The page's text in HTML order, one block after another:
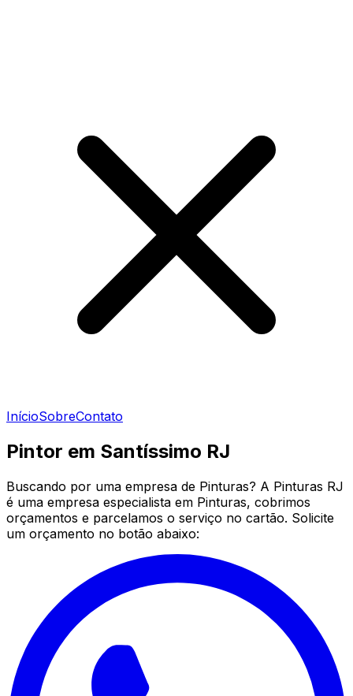
InícioSobreContato
Pintor em Santíssimo RJ
Buscando por uma empresa de Pinturas? A Pinturas RJ
é uma empresa especialista em Pinturas, cobrimos
orçamentos e parcelamos o serviço no cartão. Solicite
um orçamento no botão abaixo: